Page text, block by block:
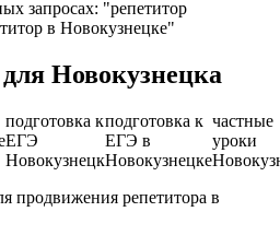
запросах: "репетитор
в Новокузнецке"
Новокузнецка
подготовка к
ЕГЭ
Новокузнецк
подготовка к
ЕГЭ в
Новокузнецке
частные
уроки
продвижения репетитора в